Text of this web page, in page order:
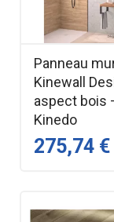
Panneau
Kinewall
aspect bois
Kinedo
275,74 €